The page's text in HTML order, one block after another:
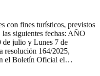
con fines turísticos, previstos
siguientes fechas: AÑO
de julio y Lunes 7 de
resolución 164/2025,
el Boletín Oficial el…